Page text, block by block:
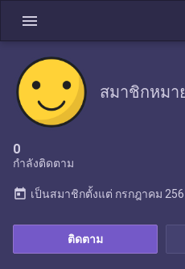
menu
สมาชิกหมา
0
กำลังติดตาม
ติดตาม
today เป็นสมาชิกตั้งแต่ กรกฎาคม